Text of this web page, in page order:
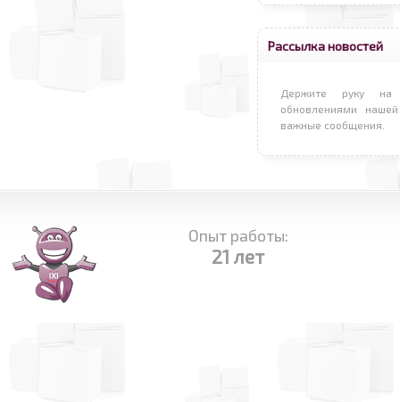
Рассылка новостей
Держите руку на
обновлениями
важные сообщения.
Опыт работы:
21 лет